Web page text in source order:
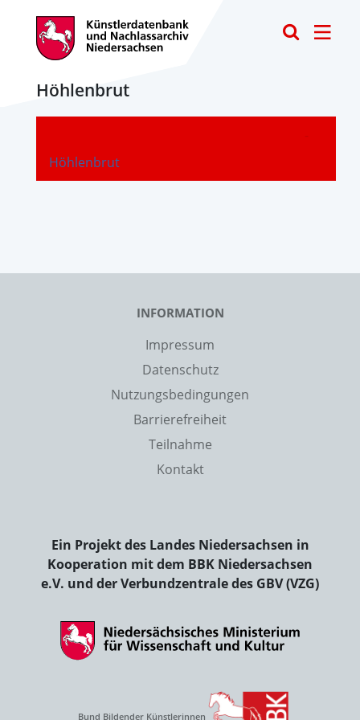
Höhlenbrut
Höhlenbrut
-
INFORMATION
Impressum
Datenschutz
Nutzungsbedingungen
Barrierefreiheit
Teilnahme
Kontakt
Ein Projekt des Landes Niedersachsen in
Kooperation mit dem BBK Niedersachsen
e.V. und der Verbundzentrale des GBV (VZG)
Bund Bildender Künstlerinnen